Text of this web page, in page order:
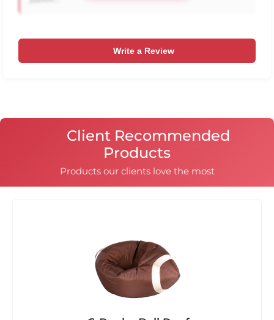
Write a Review
Client Recommended
Products
Products our clients love the most